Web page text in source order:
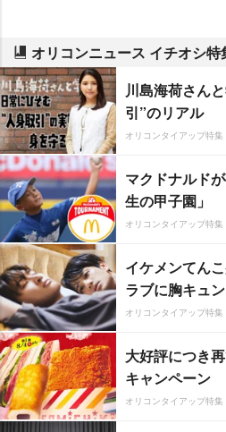
オリコンニュース イチオシ特
川島海荷さん
引”のリアル
オリコンタイアップ特集
マクドナルド
生の甲子園」
オリコンタイアップ特集
イケメンてん
ラブに胸キュン
オリコンタイアップ特集
大好評につき
キャンペーン
オリコンタイアップ特集